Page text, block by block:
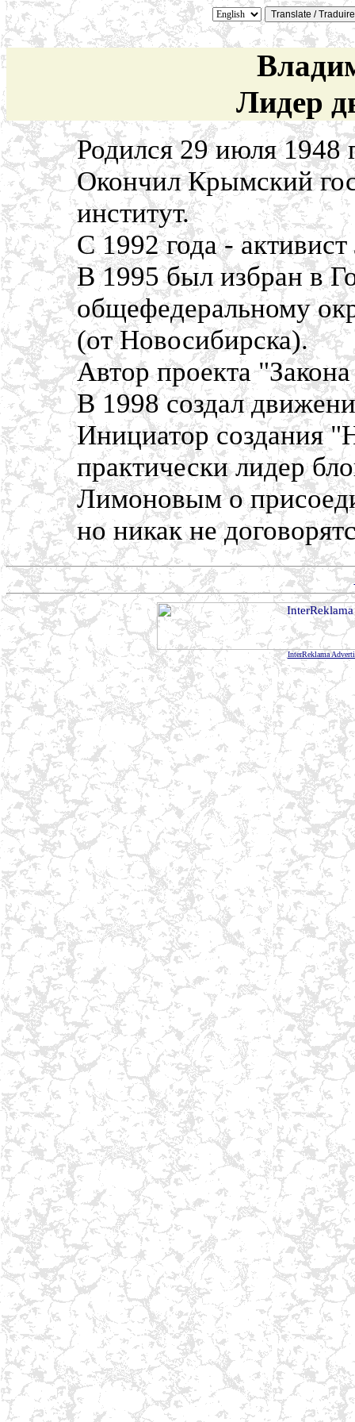
Лидер
Родился 29 июля 1948
Окончил Крымский
институт.
С 1992 года -
В 1995 был избран в
общефедеральному
(от Новосибирска).
Автор проекта
В 1998 создал
Инициатор создания
практически лидер
Лимоновым о
но никак не
InterReklama